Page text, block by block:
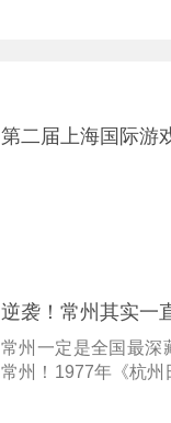
第二届上海国际游
逆袭！常州其实一
常州一定是全国最深
常州！1977年《杭州